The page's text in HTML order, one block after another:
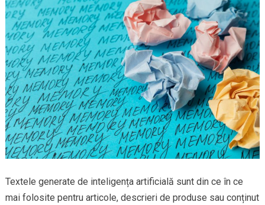
Textele generate de inteligența artificială sunt din ce în ce
mai folosite pentru articole, descrieri de produse sau conținut